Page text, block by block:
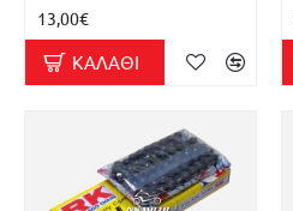
13,00€
ΚΑΛΆΘΙ